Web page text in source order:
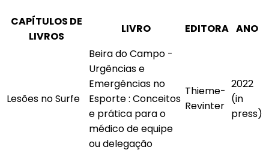
CAPÍTULOS DE
LIVROS
LIVRO EDITORA ANO
Lesões no Surfe
Beira do Campo -
Urgências e
Emergências no
Esporte : Conceitos
e prática para o
médico de equipe
ou delegação
Thieme-
Revinter
2022
(in
press)